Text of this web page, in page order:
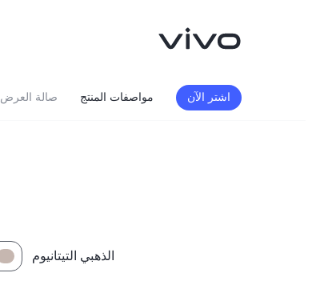
صالة العرض مواصفات المنتج اشتر الآن
الذهبي التيتانيوم